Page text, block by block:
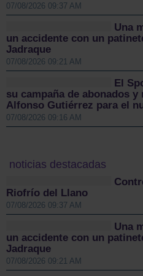
07/08/2026 09:37 AM
Una
un accidente con un
Jadraque
07/08/2026 09:21 AM
El
su campaña de abonados
Alfonso Gutiérrez para el
07/08/2026 09:16 AM
noticias destacadas
Riofrío del Llano
07/08/2026 09:37 AM
Una
un accidente con un
Jadraque
07/08/2026 09:21 AM